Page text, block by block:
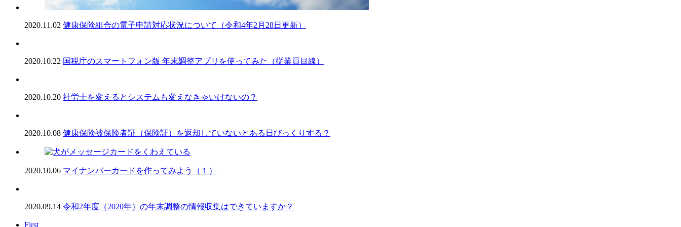
2020.11.02 健康保険組合の電子申請対応状況について（令和4年2月28日更新）
2020.10.22 国税庁のスマートフォン版 年末調整アプリを使ってみた（従業員目線）
2020.10.20 社労士を変えるとシステムも変えなきゃいけないの？
2020.10.08 健康保険被保険者証（保険証）を返却していないとある日びっくりする？
2020.10.06 マイナンバーカードを作ってみよう（１）
2020.09.14 令和2年度（2020年）の年末調整の情報収集はできていますか？
First